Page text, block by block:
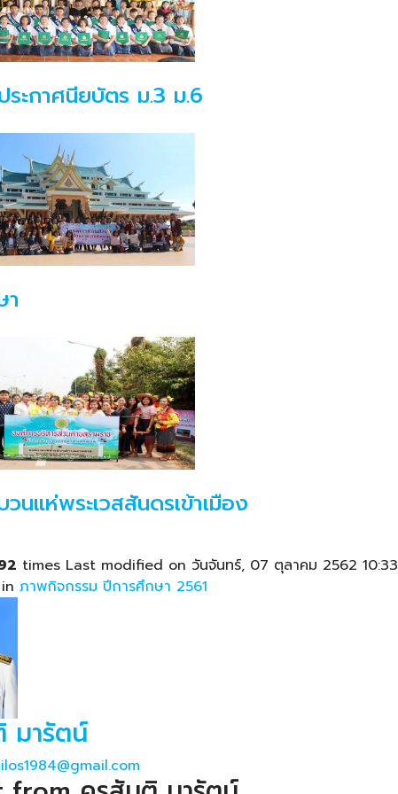
ะกาศนียบัตร ม.3 ม.6
วนแห่พระเวสสันดรเข้าเมือง
times Last modified on วันจันทร์, 07 ตุลาคม 2562 10:33
ภาพกิจกรรม ปีการศึกษา 2561
มารัตน์